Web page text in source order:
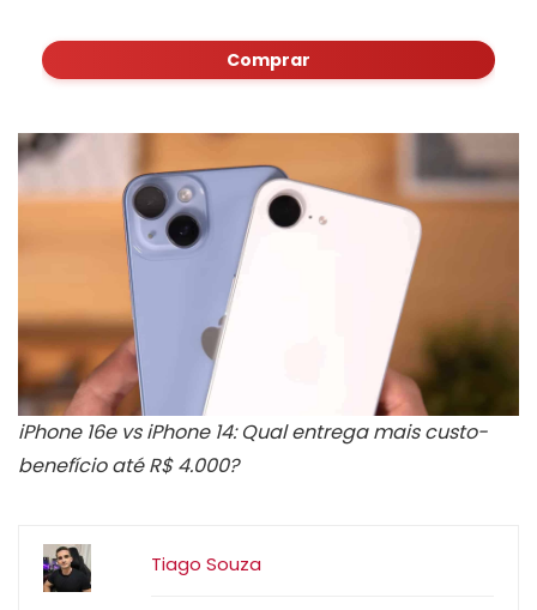
Comprar
iPhone 16e vs iPhone 14: Qual entrega mais custo-
benefício até R$ 4.000?
Tiago Souza